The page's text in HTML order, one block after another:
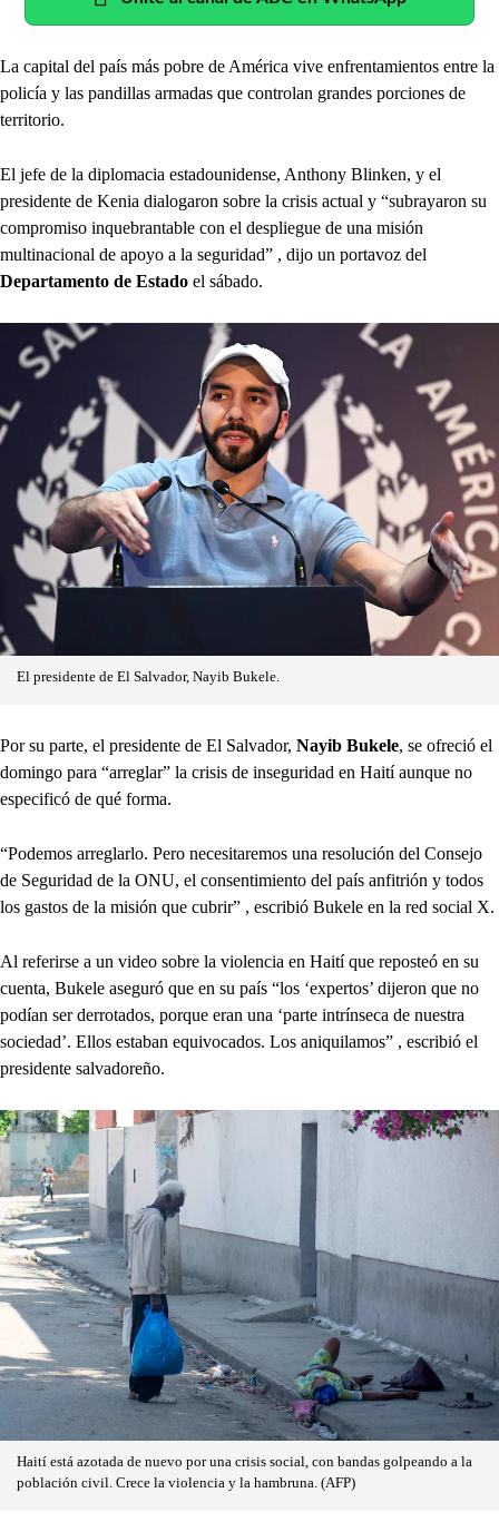
La capital del país más pobre de América vive enfrentamientos entre la
policía y las pandillas armadas que controlan grandes porciones de
territorio.
El jefe de la diplomacia estadounidense, Anthony Blinken, y el
presidente de Kenia dialogaron sobre la crisis actual y “subrayaron su
compromiso inquebrantable con el despliegue de una misión
multinacional de apoyo a la seguridad” , dijo un portavoz del
Departamento de Estado el sábado.
El presidente de El Salvador, Nayib Bukele.
Por su parte, el presidente de El Salvador, Nayib Bukele, se ofreció el
domingo para “arreglar” la crisis de inseguridad en Haití aunque no
especificó de qué forma.
“Podemos arreglarlo. Pero necesitaremos una resolución del Consejo
de Seguridad de la ONU, el consentimiento del país anfitrión y todos
los gastos de la misión que cubrir” , escribió Bukele en la red social X.
Al referirse a un video sobre la violencia en Haití que reposteó en su
cuenta, Bukele aseguró que en su país “los ‘expertos’ dijeron que no
podían ser derrotados, porque eran una ‘parte intrínseca de nuestra
sociedad’. Ellos estaban equivocados. Los aniquilamos” , escribió el
presidente salvadoreño.
Haití está azotada de nuevo por una crisis social, con bandas golpeando a la
población civil. Crece la violencia y la hambruna. (AFP)